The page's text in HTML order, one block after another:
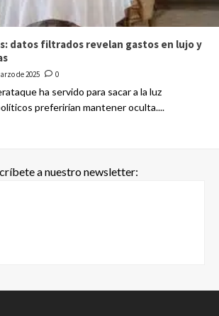
datos filtrados revelan gastos en lujo y
de 2025 0
ha servido para sacar a la luz
preferirían mantener oculta....
a nuestro newsletter: